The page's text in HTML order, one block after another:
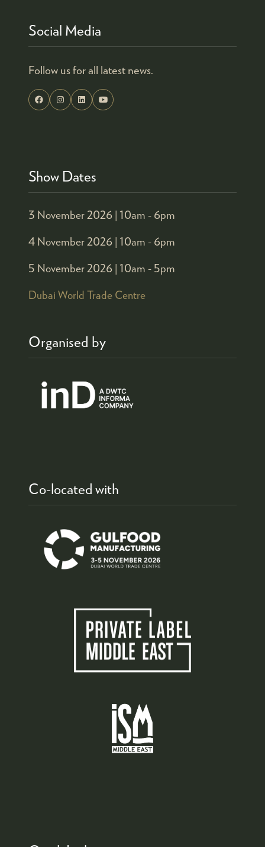
Social Media
Follow us for all latest news.
Show Dates
3 November 2026 | 10am - 6pm
4 November 2026 | 10am - 6pm
5 November 2026 | 10am - 5pm
Dubai World Trade Centre
Organised by
Co-located with